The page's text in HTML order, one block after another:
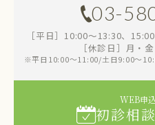
03-
［平日］10:00～13:30、
［休診日］月・
※平日10:00～11:00/土日9:00～
WEB申
初診相